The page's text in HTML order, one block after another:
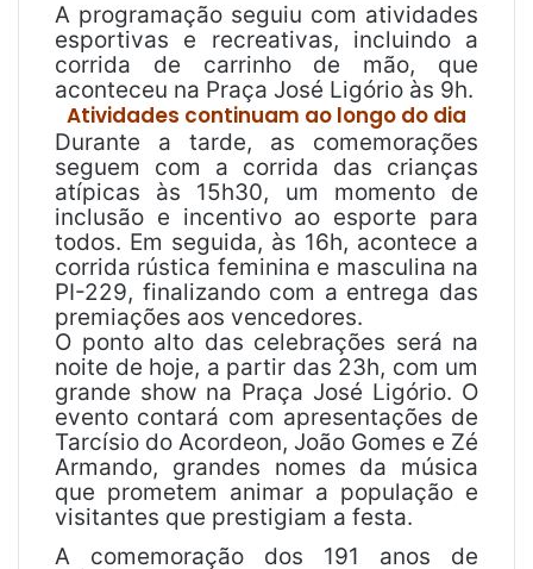
A programação seguiu com atividades
esportivas e recreativas, incluindo a
corrida de carrinho de mão, que
aconteceu na Praça José Ligório às 9h.
Atividades continuam ao longo do dia
Durante a tarde, as comemorações
seguem com a corrida das crianças
atípicas às 15h30, um momento de
inclusão e incentivo ao esporte para
todos. Em seguida, às 16h, acontece a
corrida rústica feminina e masculina na
PI-229, finalizando com a entrega das
premiações aos vencedores.
O ponto alto das celebrações será na
noite de hoje, a partir das 23h, com um
grande show na Praça José Ligório. O
evento contará com apresentações de
Tarcísio do Acordeon, João Gomes e Zé
Armando, grandes nomes da música
que prometem animar a população e
visitantes que prestigiam a festa.
A comemoração dos 191 anos de